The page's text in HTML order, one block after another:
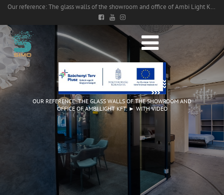
Our reference: The glass walls of the showroom and office of Ambi Light Kft. ► With video
OUR REFERENCE: THE GLASS WALLS OF THE SHOWROOM AND
OFFICE OF AMBI LIGHT KFT. ► WITH VIDEO